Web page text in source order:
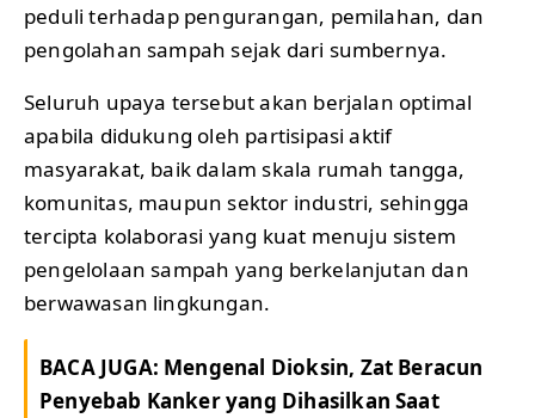
peduli terhadap pengurangan, pemilahan, dan
pengolahan sampah sejak dari sumbernya.
Seluruh upaya tersebut akan berjalan optimal
apabila didukung oleh partisipasi aktif
masyarakat, baik dalam skala rumah tangga,
komunitas, maupun sektor industri, sehingga
tercipta kolaborasi yang kuat menuju sistem
pengelolaan sampah yang berkelanjutan dan
berwawasan lingkungan.
BACA JUGA: Mengenal Dioksin, Zat Beracun
Penyebab Kanker yang Dihasilkan Saat